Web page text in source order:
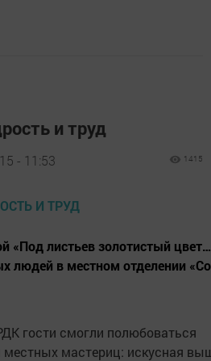
и труд
- 11:53 1415
«Под листьев золотистый
людей в местном отделении
гости смогли полюбоваться
мастериц: искусная